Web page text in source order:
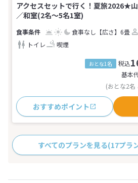
アクセスセットで行く！夏旅2026★
／和室(2名～5名1室)
食事なし 【広さ】6畳
トイレ
喫煙
おとな1名 税込
基本
(おとな2名
おすすめポイント
すべてのプランを見る(17プラ